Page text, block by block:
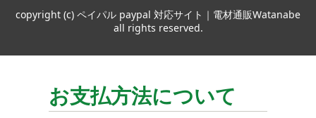
copyright (c) ペイパル paypal 対応サイト｜電材通販Watanabe
all rights reserved.
お支払方法について